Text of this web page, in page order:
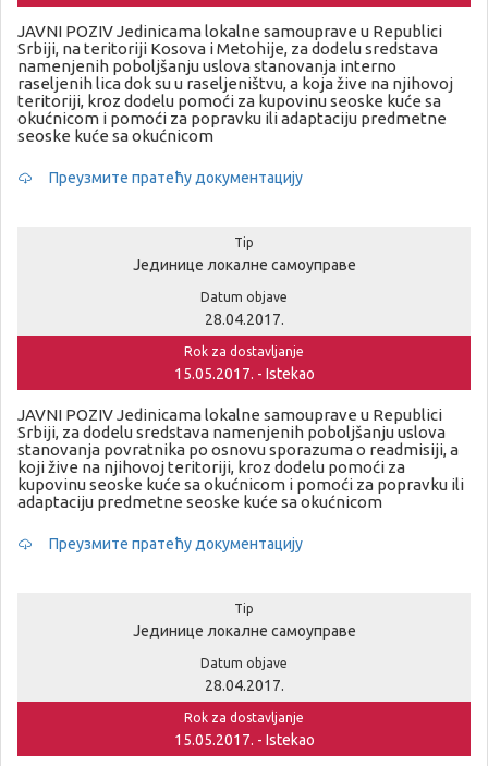
JAVNI POZIV Jedinicama lokalne samouprave u Republici
Srbiji, na teritoriji Kosova i Metohije, za dodelu sredstava
namenjenih poboljšanju uslova stanovanja interno
raseljenih lica dok su u raseljeništvu, a koja žive na njihovoj
teritoriji, kroz dodelu pomoći za kupovinu seoske kuće sa
okućnicom i pomoći za popravku ili adaptaciju predmetne
seoske kuće sa okućnicom
Преузмите пратећу документацију
Tip
Јединице локалне самоуправе
Datum objave
28.04.2017.
Rok za dostavljanje
15.05.2017. - Istekao
JAVNI POZIV Jedinicama lokalne samouprave u Republici
Srbiji, za dodelu sredstava namenjenih poboljšanju uslova
stanovanja povratnika po osnovu sporazuma o readmisiji, a
koji žive na njihovoj teritoriji, kroz dodelu pomoći za
kupovinu seoske kuće sa okućnicom i pomoći za popravku ili
adaptaciju predmetne seoske kuće sa okućnicom
Преузмите пратећу документацију
Tip
Јединице локалне самоуправе
Datum objave
28.04.2017.
Rok za dostavljanje
15.05.2017. - Istekao